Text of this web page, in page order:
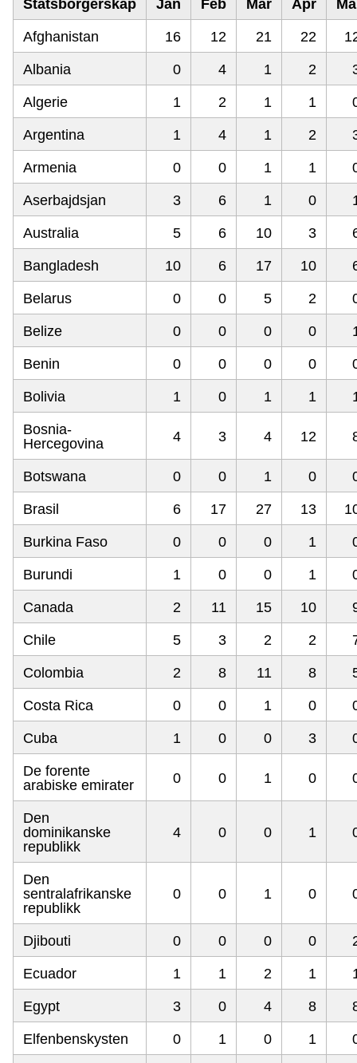
Statsborgerskap Jan Feb Mar Apr
Afghanistan 16 12 21 22
Albania 0 4 1 2
Algerie 1 2 1 1
Argentina 1 4 1 2
Armenia 0 0 1 1
Aserbajdsjan 3 6 1 0
Australia 5 6 10 3
Bangladesh 10 6 17 10
Belarus 0 0 5 2
Belize 0 0 0 0
Benin 0 0 0 0
Bolivia 1 0 1 1
Bosnia-
Hercegovina
4 3 4 12
Botswana 0 0 1 0
Brasil 6 17 27 13
Burkina Faso 0 0 0 1
Burundi 1 0 0 1
Canada 2 11 15 10
Chile 5 3 2 2
Colombia 2 8 11 8
Costa Rica 0 0 1 0
Cuba 1 0 0 3
De forente
arabiske emirater
0 0 1 0
Den
dominikanske
republikk
4 0 0 1
Den
sentralafrikanske
republikk
0 0 1 0
Djibouti 0 0 0 0
Ecuador 1 1 2 1
Egypt 3 0 4 8
Elfenbenskysten 0 1 0 1